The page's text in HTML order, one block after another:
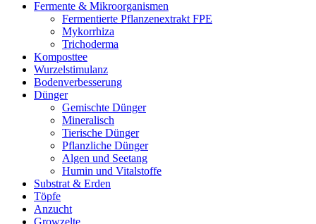
Fermente & Mikroorganismen
Fermentierte Pflanzenextrakt FPE
Mykorrhiza
Trichoderma
Komposttee
Wurzelstimulanz
Bodenverbesserung
Dünger
Gemischte Dünger
Mineralisch
Tierische Dünger
Pflanzliche Dünger
Algen und Seetang
Humin und Vitalstoffe
Substrat & Erden
Töpfe
Anzucht
Growzelte